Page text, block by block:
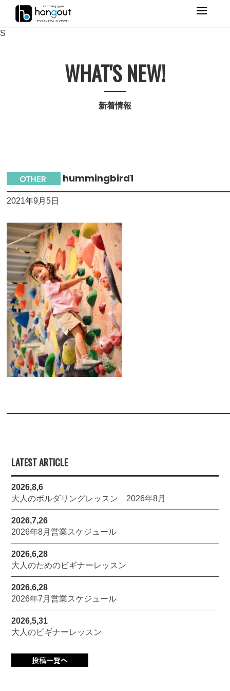
Primary
S
WHAT'S NEW!
新着情報
hummingbird1
2021年9月5日
LATEST ARTICLE
2026,8,6
大人のボルダリングレッスン 2026年8月
2026,7,26
2026年8月営業スケジュール
2026,6,28
大人のためのビギナーレッスン
2026,6,28
2026年7月営業スケジュール
2026,5,31
大人のビギナーレッスン